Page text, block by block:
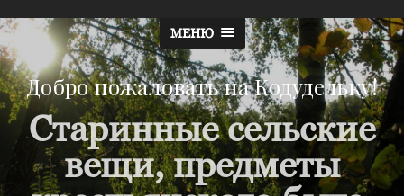
МЕНЮ
Добро пожаловать на Кодудельку!
Старинные сельские
вещи, предметы